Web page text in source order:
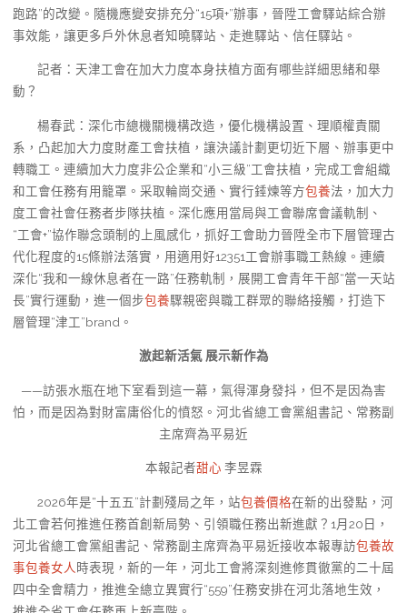
跑路”的改變。隨機應變安排充分“15項+”辦事，晉陞工會驛站綜合辦
事效能，讓更多戶外休息者知曉驛站、走進驛站、信任驛站。
記者：天津工會在加大力度本身扶植方面有哪些詳細思緒和舉
動？
楊春武：深化市總機關機構改造，優化機構設置、理順權責關
系，凸起加大力度財產工會扶植，讓決議計劃更切近下層、辦事更中
轉職工。連續加大力度非公企業和“小三級”工會扶植，完成工會組織
和工會任務有用籠罩。采取輪崗交通、實行錘煉等方包養法，加大力
度工會社會任務者步隊扶植。深化應用當局與工會聯席會議軌制、
“工會+”協作聯念頭制的上風感化，抓好工會助力晉陞全市下層管理古
代化程度的15條辦法落實，用適用好12351工會辦事職工熱線。連續
深化“我和一線休息者在一路”任務軌制，展開工會青年干部“當一天站
長”實行運動，進一個步包養驟親密與職工群眾的聯絡接觸，打造下
層管理“津工”brand。
激起新活氣 展示新作為
——訪張水瓶在地下室看到這一幕，氣得渾身發抖，但不是因為害
怕，而是因為對財富庸俗化的憤怒。河北省總工會黨組書記、常務副
主席齊為平易近
本報記者甜心 李昱霖
2026年是“十五五”計劃殘局之年，站包養價格在新的出發點，河
北工會若何推進任務首創新局勢、引領職任務出新進獻？1月20日，
河北省總工會黨組書記、常務副主席齊為平易近接收本報專訪包養故
事包養女人 時表現，新的一年，河北工會將深刻進修貫徹黨的二十屆
四中全會精力，推進全總立異實行“559”任務安排在河北落地生效，